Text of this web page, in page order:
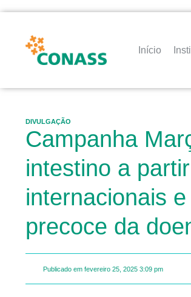
Início
DIVULGAÇÃO
Campanha
intestino a
internacionais
precoce da
Publicado em fevereiro 25, 2025 3:09 pm